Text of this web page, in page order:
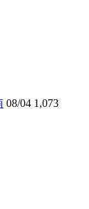
08/04 1,073